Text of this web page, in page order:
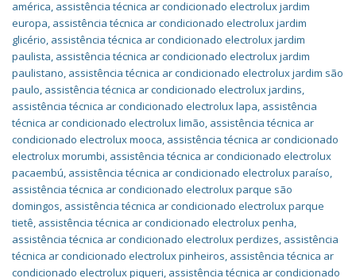
américa, assistência técnica ar condicionado electrolux jardim
europa, assistência técnica ar condicionado electrolux jardim
glicério, assistência técnica ar condicionado electrolux jardim
paulista, assistência técnica ar condicionado electrolux jardim
paulistano, assistência técnica ar condicionado electrolux jardim são
paulo, assistência técnica ar condicionado electrolux jardins,
assistência técnica ar condicionado electrolux lapa, assistência
técnica ar condicionado electrolux limão, assistência técnica ar
condicionado electrolux mooca, assistência técnica ar condicionado
electrolux morumbi, assistência técnica ar condicionado electrolux
pacaembú, assistência técnica ar condicionado electrolux paraíso,
assistência técnica ar condicionado electrolux parque são
domingos, assistência técnica ar condicionado electrolux parque
tietê, assistência técnica ar condicionado electrolux penha,
assistência técnica ar condicionado electrolux perdizes, assistência
técnica ar condicionado electrolux pinheiros, assistência técnica ar
condicionado electrolux piqueri, assistência técnica ar condicionado